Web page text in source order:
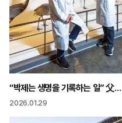
“박제는 생명을 기록하는 일” 父子 합쳐 57년 천연기념동물에 새 숨결을
2026.01.29